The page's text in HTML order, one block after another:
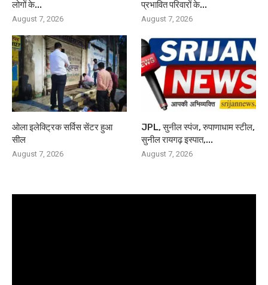
लोगों के...
August 7, 2026
प्रभावित परिवारों के...
August 7, 2026
ओला इलेक्ट्रिक सर्विस सेंटर हुआ
सील
August 7, 2026
JPL, सुनील स्पंज, रुपाणाधाम स्टील,
सुनील रायगढ़ इस्पात,...
August 7, 2026